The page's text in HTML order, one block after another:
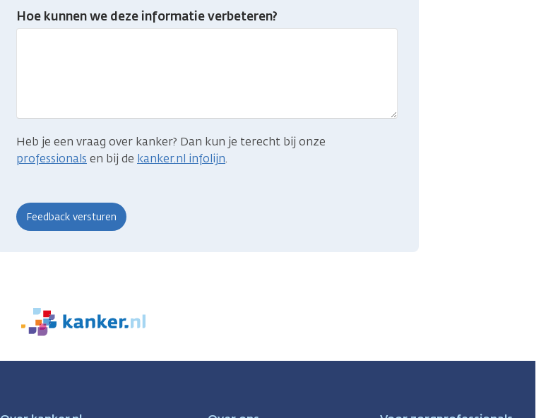
Heb
je
Hoe kunnen we deze informatie verbeteren?
Heb je een vraag over kanker? Dan kun je terecht bij onze
professionals en bij de kanker.nl infolijn.
We
er